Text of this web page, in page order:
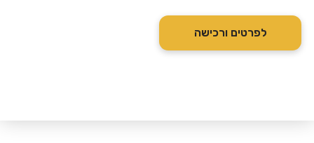
לפרטים ורכישה